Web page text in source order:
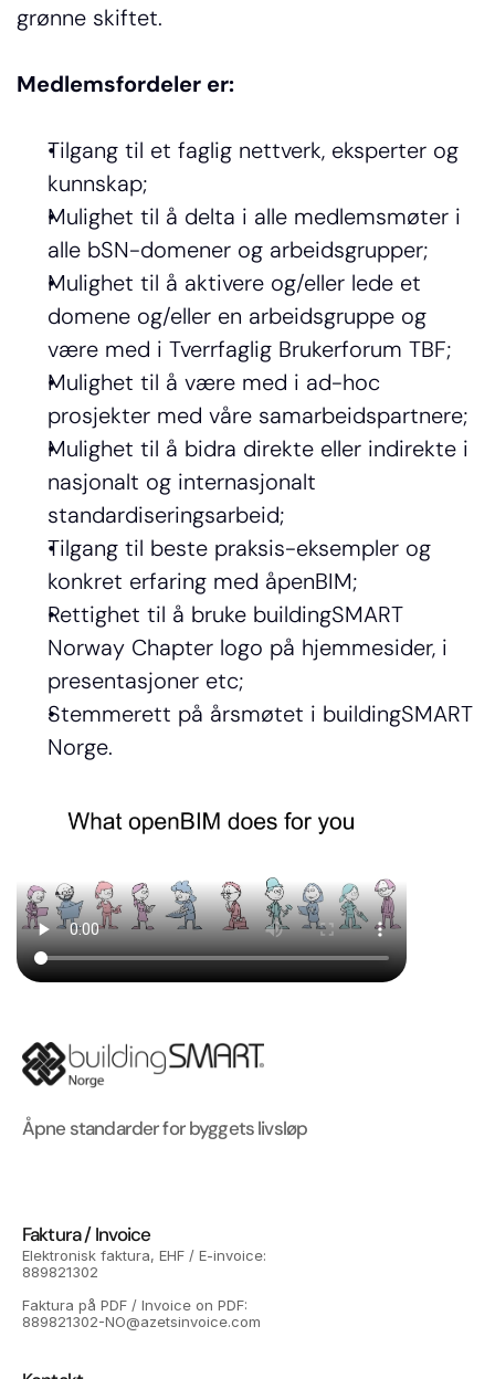
grønne skiftet.
Medlemsfordeler er:
Tilgang til et faglig nettverk, eksperter og
kunnskap;
Mulighet til å delta i alle medlemsmøter i
alle bSN-domener og arbeidsgrupper;
Mulighet til å aktivere og/eller lede et
domene og/eller en arbeidsgruppe og
være med i Tverrfaglig Brukerforum TBF;
Mulighet til å være med i ad-hoc
prosjekter med våre samarbeidspartnere;
Mulighet til å bidra direkte eller indirekte i
nasjonalt og internasjonalt
standardiseringsarbeid;
Tilgang til beste praksis-eksempler og
konkret erfaring med åpenBIM;
Rettighet til å bruke buildingSMART
Norway Chapter logo på hjemmesider, i
presentasjoner etc;
Stemmerett på årsmøtet i buildingSMART
Norge.
Åpne standarder for byggets livsløp
Faktura / Invoice
Elektronisk faktura, EHF / E-invoice:
889821302
Faktura på PDF / Invoice on PDF:
889821302-NO@azetsinvoice.com